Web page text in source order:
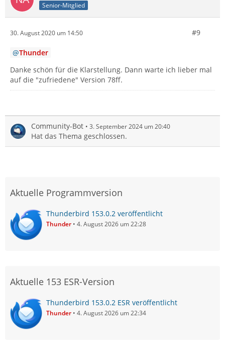
Senior-Mitglied
30. August 2020 um 14:50 #9
Thunder
Danke schön für die Klarstellung. Dann warte ich lieber mal
auf die "zufriedene" Version 78ff.
Community-Bot 3. September 2024 um 20:40
Hat das Thema geschlossen.
Aktuelle Programmversion
Thunderbird 153.0.2 veröffentlicht
Thunder 4. August 2026 um 22:28
Aktuelle 153 ESR-Version
Thunderbird 153.0.2 ESR veröffentlicht
Thunder 4. August 2026 um 22:34